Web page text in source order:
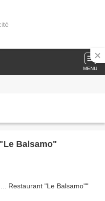
MENU
Balsamo"